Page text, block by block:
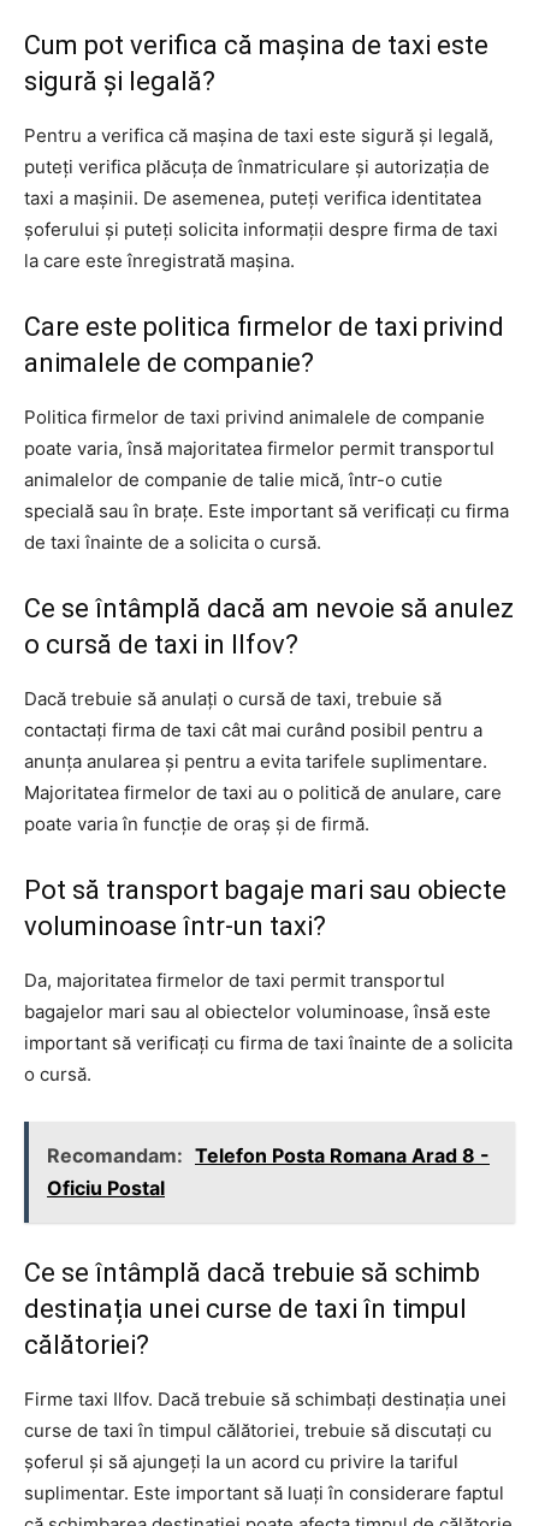
Cum pot verifica că mașina de taxi este
sigură și legală?
Pentru a verifica că mașina de taxi este sigură și legală,
puteți verifica plăcuța de înmatriculare și autorizația de
taxi a mașinii. De asemenea, puteți verifica identitatea
șoferului și puteți solicita informații despre firma de taxi
la care este înregistrată mașina.
Care este politica firmelor de taxi privind
animalele de companie?
Politica firmelor de taxi privind animalele de companie
poate varia, însă majoritatea firmelor permit transportul
animalelor de companie de talie mică, într-o cutie
specială sau în brațe. Este important să verificați cu firma
de taxi înainte de a solicita o cursă.
Ce se întâmplă dacă am nevoie să anulez
o cursă de taxi in Ilfov?
Dacă trebuie să anulați o cursă de taxi, trebuie să
contactați firma de taxi cât mai curând posibil pentru a
anunța anularea și pentru a evita tarifele suplimentare.
Majoritatea firmelor de taxi au o politică de anulare, care
poate varia în funcție de oraș și de firmă.
Pot să transport bagaje mari sau obiecte
voluminoase într-un taxi?
Da, majoritatea firmelor de taxi permit transportul
bagajelor mari sau al obiectelor voluminoase, însă este
important să verificați cu firma de taxi înainte de a solicita
o cursă.
Recomandam: Telefon Posta Romana Arad 8 -
Oficiu Postal
Ce se întâmplă dacă trebuie să schimb
destinația unei curse de taxi în timpul
călătoriei?
Firme taxi Ilfov. Dacă trebuie să schimbați destinația unei
curse de taxi în timpul călătoriei, trebuie să discutați cu
șoferul și să ajungeți la un acord cu privire la tariful
suplimentar. Este important să luați în considerare faptul